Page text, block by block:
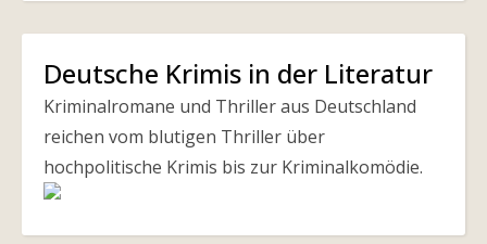
Deutsche Krimis in der Literatur
Kriminalromane und Thriller aus Deutschland
reichen vom blutigen Thriller über
hochpolitische Krimis bis zur Kriminalkomödie.